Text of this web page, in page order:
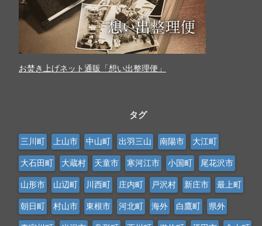
お焚き上げネット通販「想い出整理便」
タグ
三川町 上山市 中山町 出羽三山 南陽市 大江町
大石田町 大蔵村 天童市 寒河江市 小国町 尾花沢市
山形市 山辺町 川西町 庄内町 戸沢村 新庄市 最上町
朝日町 村山市 東根市 河北町 海外 白鷹町 県外